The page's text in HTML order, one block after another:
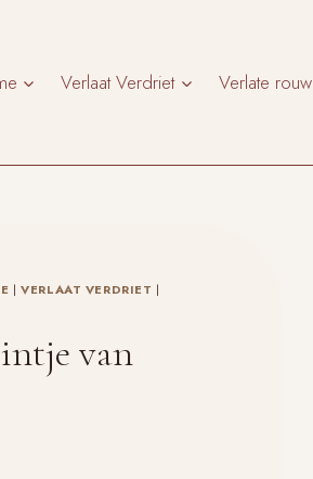
Verlaat Verdriet Verlate rouw
|VERLAAT VERDRIET |
van